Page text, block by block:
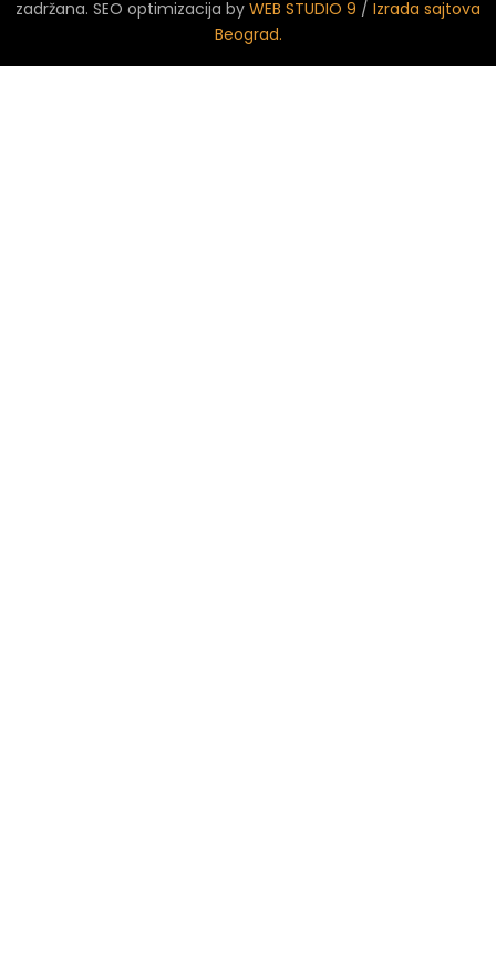
zadržana. SEO optimizacija by WEB STUDIO 9 / Izrada sajtova
Beograd.